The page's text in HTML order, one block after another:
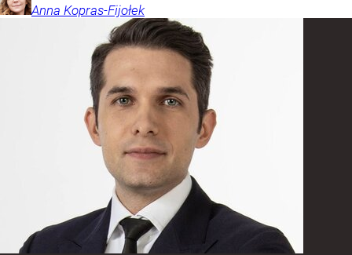
Anna Kopras-Fijołek